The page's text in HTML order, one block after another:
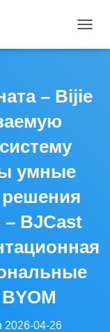
O
E
– Bijie
умные
BJCast
2026-04-26